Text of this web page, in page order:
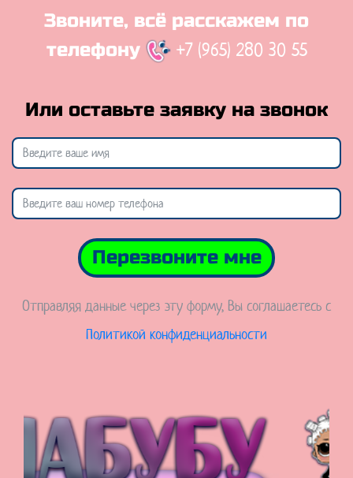
Звоните, всё расскажем по
телефону
+7 (965) 280 30 55
Или оставьте заявку на звонок
Перезвоните мне
Отправляя данные через эту форму, Вы соглашаетесь с
Политикой конфиденциальности